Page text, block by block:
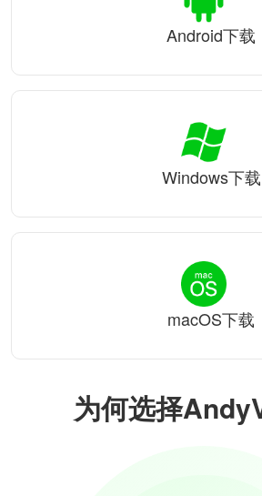
为何选择
Android下载
Windows下载
macOS下载